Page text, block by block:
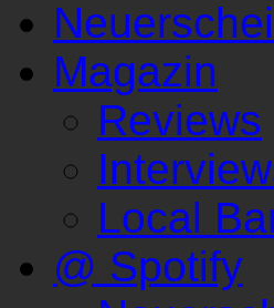
Magazin
Reviews
Local
@ Spotify